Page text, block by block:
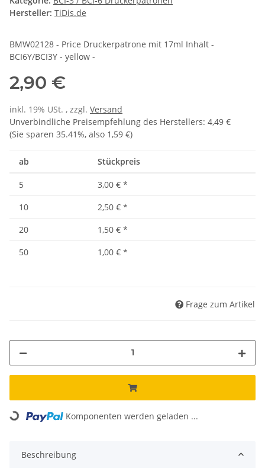
Hersteller: TiDis.de
BMW02128 - Price Druckerpatrone mit 17ml Inhalt -
BCI6Y/BCI3Y - yellow -
2,90 €
inkl. 19% USt. , zzgl. Versand
Unverbindliche Preisempfehlung des Herstellers: 4,49 €
(Sie sparen 35.41%, also 1,59 €)
ab Stückpreis
5 3,00 € *
10
2,50 € *
20
1,50 € *
50
1,00 € *
Frage zum Artikel
Loading... Komponenten werden geladen ...
Beschreibung